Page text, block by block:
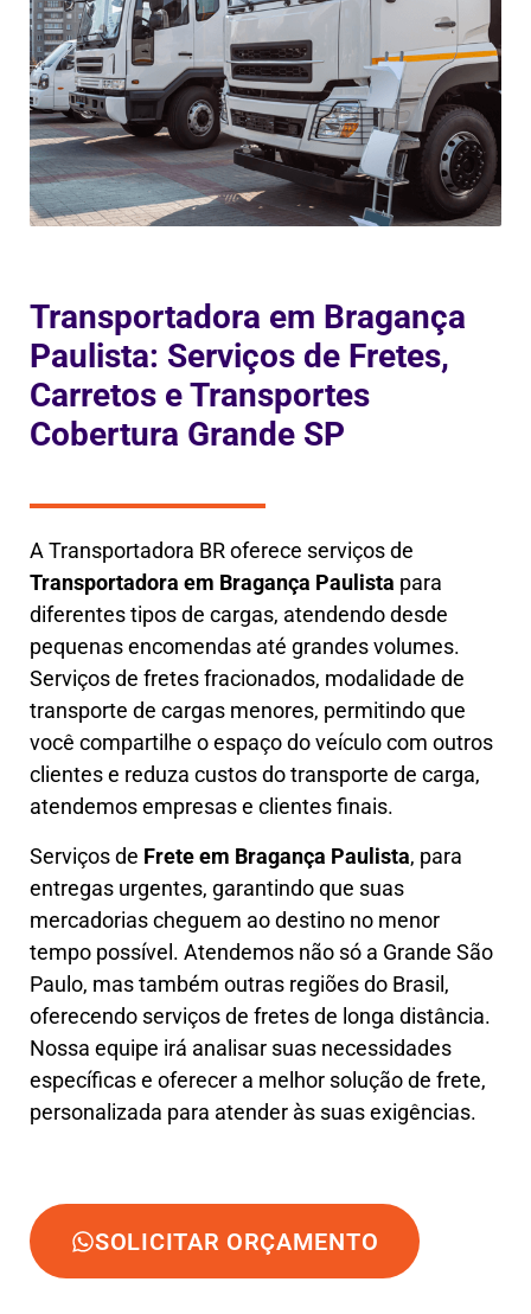
Transportadora em Bragança
Paulista: Serviços de Fretes,
Carretos e Transportes
Cobertura Grande SP
A Transportadora BR oferece serviços de
Transportadora em Bragança Paulista para
diferentes tipos de cargas, atendendo desde
pequenas encomendas até grandes volumes.
Serviços de fretes fracionados, modalidade de
transporte de cargas menores, permitindo que
você compartilhe o espaço do veículo com outros
clientes e reduza custos do transporte de carga,
atendemos empresas e clientes finais.
Serviços de Frete em Bragança Paulista, para
entregas urgentes, garantindo que suas
mercadorias cheguem ao destino no menor
tempo possível. Atendemos não só a Grande São
Paulo, mas também outras regiões do Brasil,
oferecendo serviços de fretes de longa distância.
Nossa equipe irá analisar suas necessidades
específicas e oferecer a melhor solução de frete,
personalizada para atender às suas exigências.
SOLICITAR ORÇAMENTO